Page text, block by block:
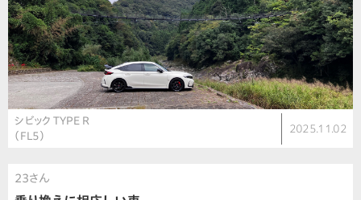
シビック TYPE R
（FL5）
2025.11.02
23さん